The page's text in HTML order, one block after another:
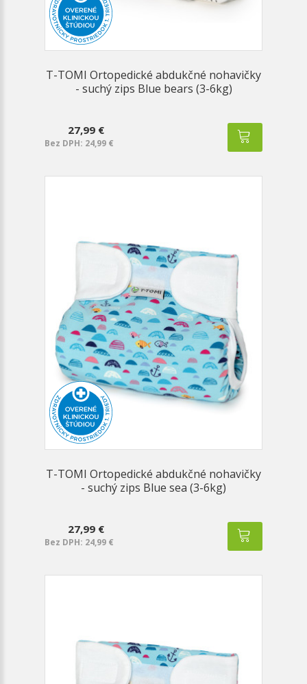
T-TOMI Ortopedické abdukčné nohavičky
- suchý zips Blue bears (3-6kg)
27,99 €
Bez DPH: 24,99 €
T-TOMI Ortopedické abdukčné nohavičky
- suchý zips Blue sea (3-6kg)
27,99 €
Bez DPH: 24,99 €